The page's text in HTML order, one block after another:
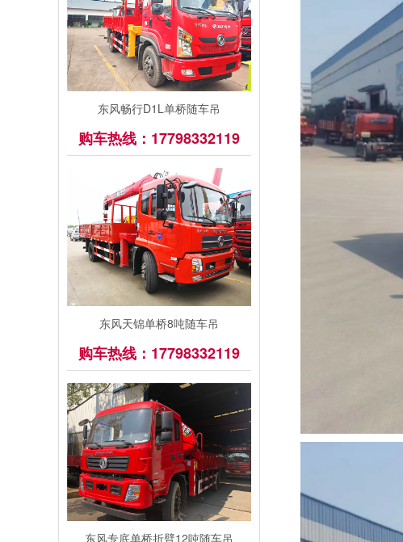
东风畅行D1L单桥随车吊
购车热线：17798332119
东风天锦单桥8吨随车吊
购车热线：17798332119
东风专底单桥折臂12吨随车吊